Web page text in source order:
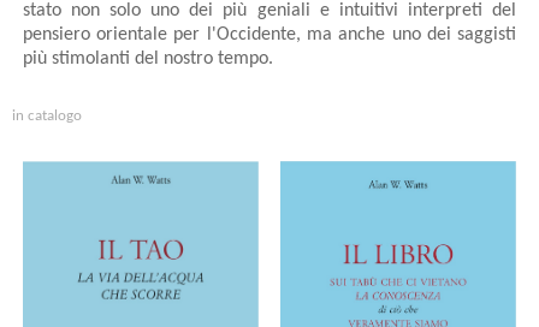
stato non solo uno dei più geniali e intuitivi interpreti del
pensiero orientale per l'Occidente, ma anche uno dei saggisti
più stimolanti del nostro tempo.
in catalogo